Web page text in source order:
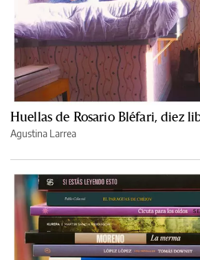
Huellas de Rosario Bléfari, diez
Agustina Larrea